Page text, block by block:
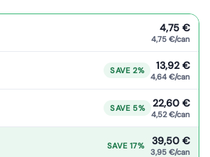
4,75 €
4,75 €/can
SAVE 2% 13,92 €
4,64 €/can
SAVE 5% 22,60 €
4,52 €/can
SAVE 17% 39,50 €
3,95 €/can